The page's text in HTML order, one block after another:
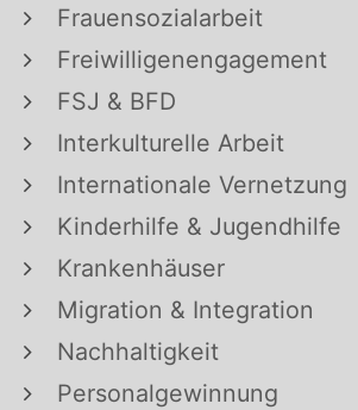
Frauensozialarbeit
Freiwilligenengagement
FSJ & BFD
Interkulturelle Arbeit
Internationale Vernetzung
Kinderhilfe & Jugendhilfe
Krankenhäuser
Migration & Integration
Nachhaltigkeit
Personalgewinnung